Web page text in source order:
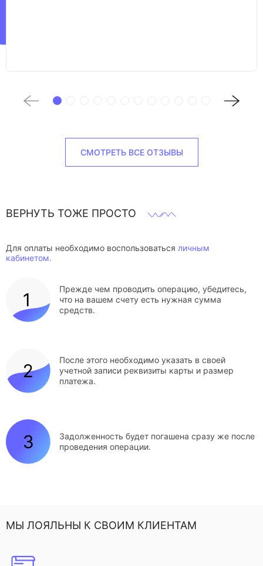
СМОТРЕТЬ ВСЕ ОТЗЫВЫ
ВЕРНУТЬ ТОЖЕ ПРОСТО
Для оплаты необходимо воспользоваться личным
кабинетом.
Прежде чем проводить операцию, убедитесь,
что на вашем счету есть нужная сумма
средств.
После этого необходимо указать в своей
учетной записи реквизиты карты и размер
платежа.
Задолженность будет погашена сразу же после
проведения операции.
МЫ ЛОЯЛЬНЫ К СВОИМ КЛИЕНТАМ